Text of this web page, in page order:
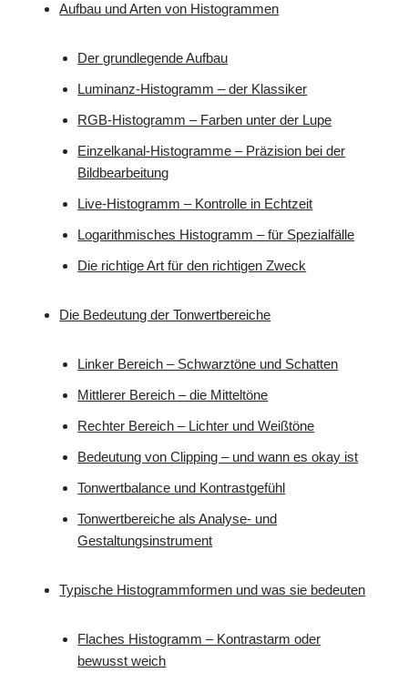
Aufbau und Arten von Histogrammen
Der grundlegende Aufbau
Luminanz-Histogramm – der Klassiker
RGB-Histogramm – Farben unter der Lupe
Einzelkanal-Histogramme – Präzision bei der
Bildbearbeitung
Live-Histogramm – Kontrolle in Echtzeit
Logarithmisches Histogramm – für Spezialfälle
Die richtige Art für den richtigen Zweck
Die Bedeutung der Tonwertbereiche
Linker Bereich – Schwarztöne und Schatten
Mittlerer Bereich – die Mitteltöne
Rechter Bereich – Lichter und Weißtöne
Bedeutung von Clipping – und wann es okay ist
Tonwertbalance und Kontrastgefühl
Tonwertbereiche als Analyse- und
Gestaltungsinstrument
Typische Histogrammformen und was sie bedeuten
Flaches Histogramm – Kontrastarm oder
bewusst weich